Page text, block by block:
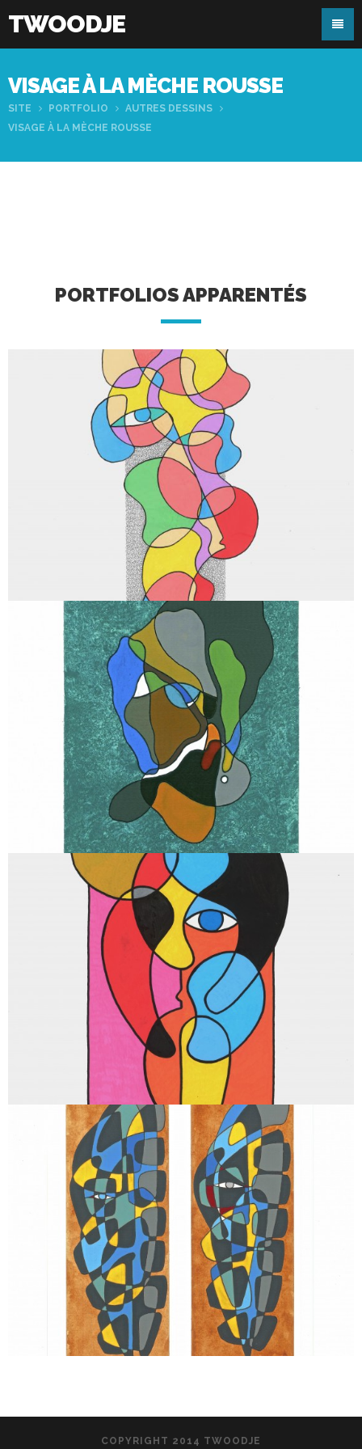
TWOODJE
VISAGE À LA MÈCHE ROUSSE
SITE PORTFOLIO
AUTRES DESSINS
VISAGE À LA MÈCHE ROUSSE
PORTFOLIOS APPARENTÉS
COPYRIGHT 2014 TWOODJE